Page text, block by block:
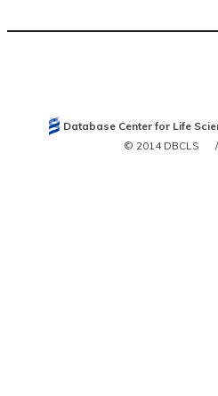
Database Center for Life
© 2014 DBCLS